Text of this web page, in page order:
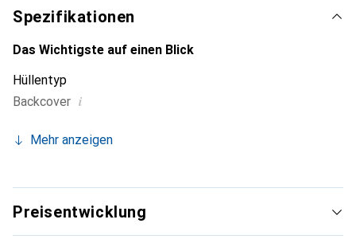
eine anspruchsvolle Kundschaft.
Spezifikationen
Das Wichtigste auf einen Blick
Hüllentyp
Backcover i
Mehr anzeigen
Preisentwicklung